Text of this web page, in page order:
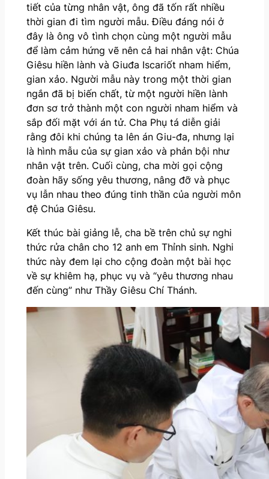
tiết của từng nhân vật, ông đã tốn rất nhiều
thời gian đi tìm người mẫu. Điều đáng nói ở
đây là ông vô tình chọn cùng một người mẫu
để làm cảm hứng vẽ nên cả hai nhân vật: Chúa
Giêsu hiền lành và Giuđa Iscariốt nham hiểm,
gian xảo. Người mẫu này trong một thời gian
ngắn đã bị biến chất, từ một người hiền lành
đơn sơ trở thành một con người nham hiểm và
sắp đối mặt với án tử. Cha Phụ tá diễn giải
rằng đôi khi chúng ta lên án Giu-đa, nhưng lại
là hình mẫu của sự gian xảo và phản bội như
nhân vật trên. Cuối cùng, cha mời gọi cộng
đoàn hãy sống yêu thương, nâng đỡ và phục
vụ lẫn nhau theo đúng tinh thần của người môn
đệ Chúa Giêsu.
Kết thúc bài giảng lễ, cha bề trên chủ sự nghi
thức rửa chân cho 12 anh em Thỉnh sinh. Nghi
thức này đem lại cho cộng đoàn một bài học
về sự khiêm hạ, phục vụ và “yêu thương nhau
đến cùng” như Thầy Giêsu Chí Thánh.